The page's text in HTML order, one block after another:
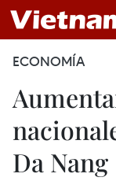
ECONOMÍA
Da Nang